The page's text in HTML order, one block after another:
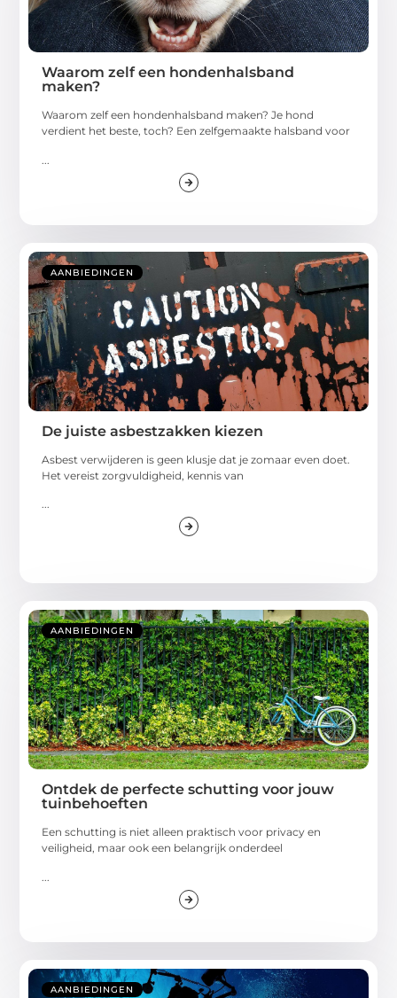
Waarom zelf een hondenhalsband
maken?
Waarom zelf een hondenhalsband maken? Je hond
verdient het beste, toch? Een zelfgemaakte halsband voor
AANBIEDINGEN
De juiste asbestzakken kiezen
Asbest verwijderen is geen klusje dat je zomaar even doet.
Het vereist zorgvuldigheid, kennis van
...
AANBIEDINGEN
Ontdek de perfecte schutting voor jouw
tuinbehoeften
Een schutting is niet alleen praktisch voor privacy en
veiligheid, maar ook een belangrijk onderdeel
AANBIEDINGEN